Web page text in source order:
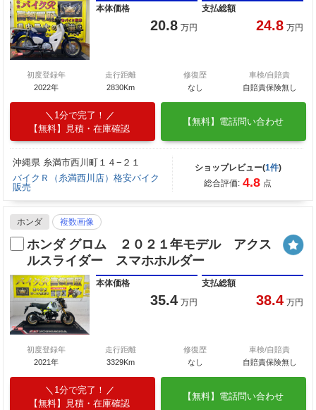
本体価格
20.8 万円
支払総額
24.8 万円
初度登録年
2022年
走行距離
2830Km
修復歴
なし
車検/自賠責
自賠責保険無し
1分で完了！
【無料】見積・在庫確認
【無料】電話問い合わせ
沖縄県 糸満市西川町１４−２１
バイクＲ（糸満西川店）格安バイク
販売
ショップレビュー(1件)
総合評価: 4.8 点
ホンダ 複数画像
ホンダ グロム ２０２１年モデル アクス
ルスライダー スマホホルダー
本体価格
35.4 万円
支払総額
38.4 万円
初度登録年
2021年
走行距離
3329Km
修復歴
なし
車検/自賠責
自賠責保険無し
1分で完了！
【無料】見積・在庫確認
【無料】電話問い合わせ